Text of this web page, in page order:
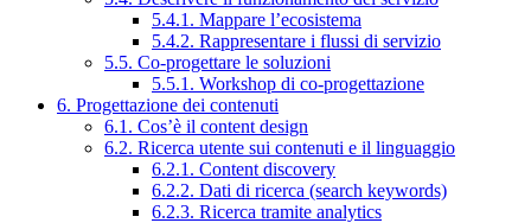
5.4.1. Mappare l’ecosistema
5.4.2. Rappresentare i flussi di servizio
5.5. Co-progettare le soluzioni
5.5.1. Workshop di co-progettazione
6. Progettazione dei contenuti
6.1. Cos’è il content design
6.2. Ricerca utente sui contenuti e il linguaggio
6.2.1. Content discovery
6.2.2. Dati di ricerca (search keywords)
6.2.3. Ricerca tramite analytics